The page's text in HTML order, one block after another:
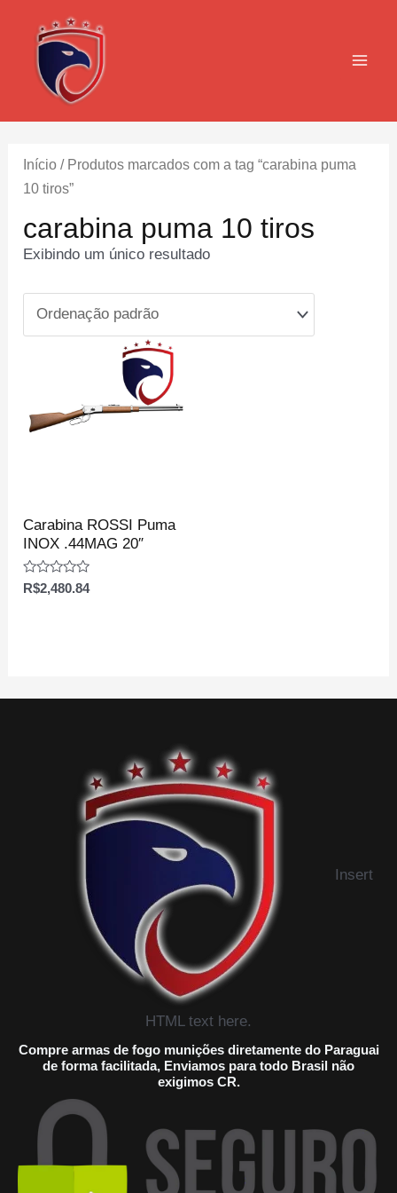
conteúdo
Início / Produtos marcados com a tag “carabina puma
10 tiros”
carabina puma 10 tiros
Exibindo um único resultado
Carabina ROSSI Puma
INOX .44MAG 20″
Avaliação
R$2,480.84
Insert
HTML text here.
Compre armas de fogo munições diretamente do Paraguai
de forma facilitada, Enviamos para todo Brasil não
exigimos CR.